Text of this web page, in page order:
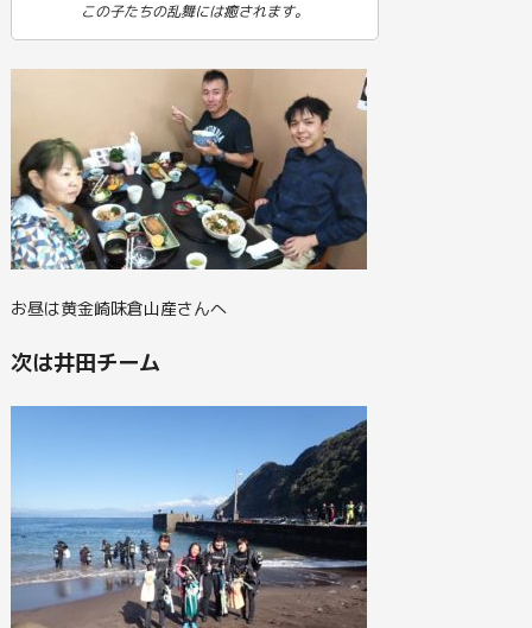
この子たちの乱舞には癒されます。
お昼は黄金崎味倉山産さんへ
次は井田チーム